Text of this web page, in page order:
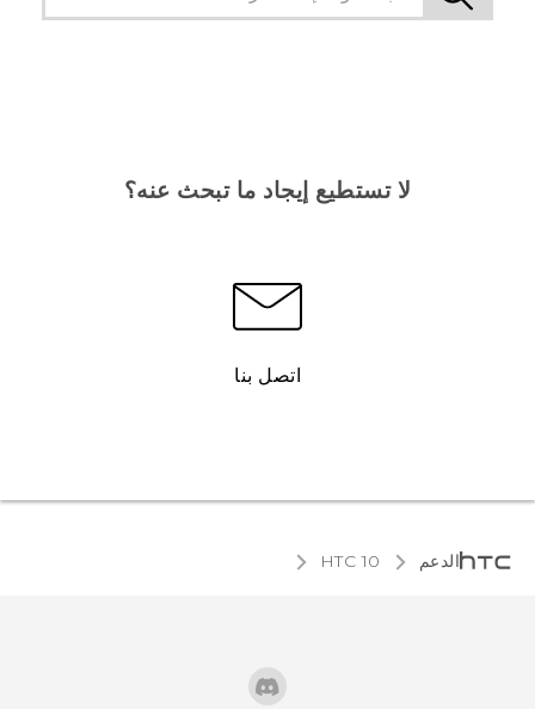
لا تستطيع إيجاد ما تبحث عنه؟
اتصل بنا
الدعم HTC 10‎